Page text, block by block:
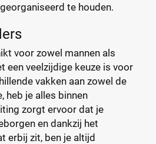
te houden.
voor zowel mannen als
een veelzijdige keuze is voor
vakken aan zowel de
heb je alles binnen
zorgt ervoor dat je
en dankzij het
erbij zit, ben je altijd